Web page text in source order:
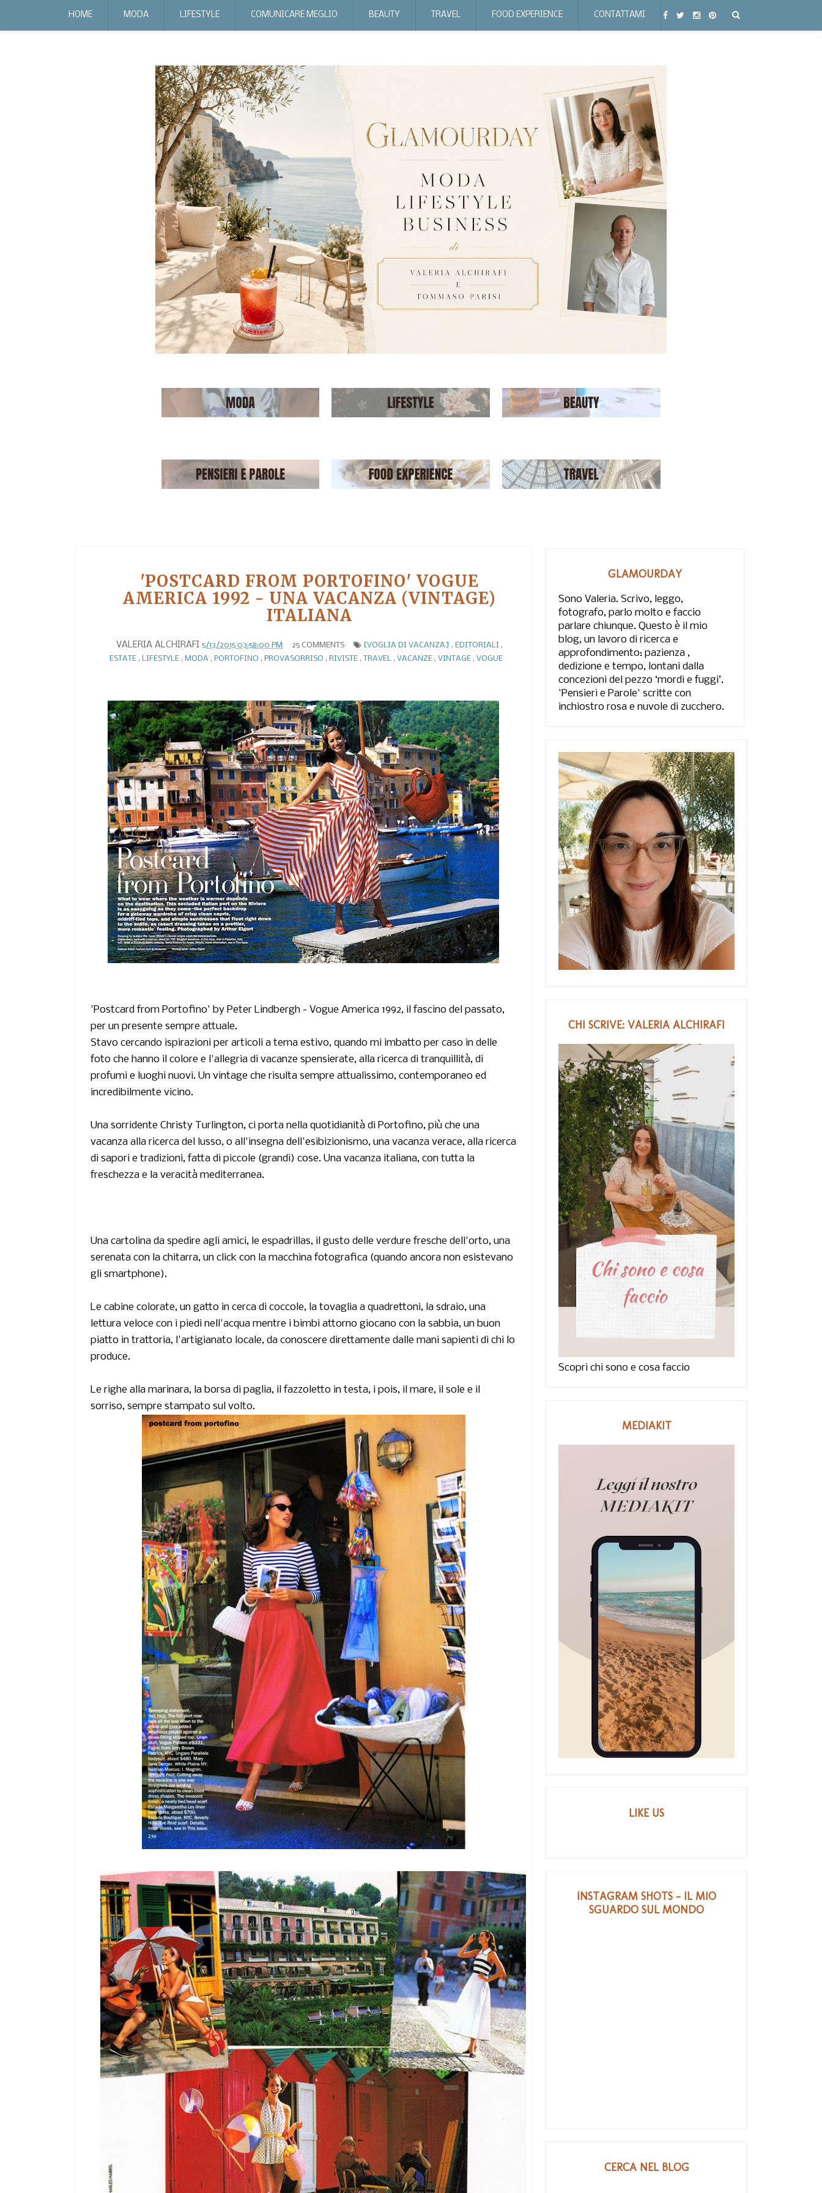
HOME MODA LIFESTYLE COMUNICARE MEGLIO BEAUTY TRAVEL FOOD EXPERIENCE CONTATTAMI
'POSTCARD FROM PORTOFINO' VOGUE
AMERICA 1992 - UNA VACANZA (VINTAGE)
ITALIANA
VALERIA ALCHIRAFI 5/13/2015 03:58:00 PM 25 COMMENTS [VOGLIA DI VACANZA] , EDITORIALI ,
ESTATE, LIFESTYLE, MODA , PORTOFINO , PROVASORRISO , RIVISTE, TRAVEL, VACANZE, VINTAGE, VOGUE
'Postcard from Portofino' by Peter Lindbergh - Vogue America 1992, il fascino del passato,
per un presente sempre attuale.
Stavo cercando ispirazioni per articoli a tema estivo, quando mi imbatto per caso in delle
foto che hanno il colore e l'allegria di vacanze spensierate, alla ricerca di tranquillità, di
profumi e luoghi nuovi. Un vintage che risulta sempre attualissimo, contemporaneo ed
incredibilmente vicino.
Una sorridente Christy Turlington, ci porta nella quotidianità di Portofino, più che una
vacanza alla ricerca del lusso, o all'insegna dell'esibizionismo, una vacanza verace, alla ricerca
di sapori e tradizioni, fatta di piccole (grandi) cose. Una vacanza italiana, con tutta la
freschezza e la veracità mediterranea.
Una cartolina da spedire agli amici, le espadrillas, il gusto delle verdure fresche dell'orto, una
serenata con la chitarra, un click con la macchina fotografica (quando ancora non esistevano
gli smartphone).
Le cabine colorate, un gatto in cerca di coccole, la tovaglia a quadrettoni, la sdraio, una
lettura veloce con i piedi nell'acqua mentre i bimbi attorno giocano con la sabbia, un buon
piatto in trattoria, l'artigianato locale, da conoscere direttamente dalle mani sapienti di chi lo
produce.
Le righe alla marinara, la borsa di paglia, il fazzoletto in testa, i pois, il mare, il sole e il
sorriso, sempre stampato sul volto.
GLAMOURDAY
Sono Valeria. Scrivo, leggo,
fotografo, parlo molto e faccio
parlare chiunque. Questo è il mio
blog, un lavoro di ricerca e
approfondimento: pazienza ,
dedizione e tempo, lontani dalla
concezioni del pezzo ‘mordi e fuggi’.
'Pensieri e Parole' scritte con
inchiostro rosa e nuvole di zucchero.
CHI SCRIVE: VALERIA ALCHIRAFI
Scopri chi sono e cosa faccio
MEDIAKIT
LIKE US
INSTAGRAM SHOTS - IL MIO
SGUARDO SUL MONDO
CERCA NEL BLOG